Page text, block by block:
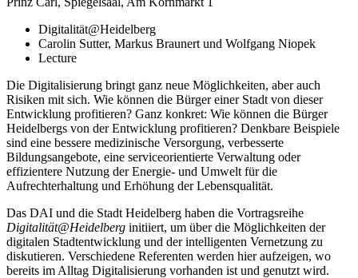
Digitalität@Heidelberg
Carolin Sutter, Markus Braunert und Wolfgang Niopek
Lecture
Die Digitalisierung bringt ganz neue Möglichkeiten, aber auch
Risiken mit sich. Wie können die Bürger einer Stadt von dieser
Entwicklung profitieren? Ganz konkret: Wie können die Bürger
Heidelbergs von der Entwicklung profitieren? Denkbare Beispiele
sind eine bessere medizinische Versorgung, verbesserte
Bildungsangebote, eine serviceorientierte Verwaltung oder
effizientere Nutzung der Energie- und Umwelt für die
Aufrechterhaltung und Erhöhung der Lebensqualität.
Das DAI und die Stadt Heidelberg haben die Vortragsreihe
Digitalität@Heidelberg initiiert, um über die Möglichkeiten der
digitalen Stadtentwicklung und der intelligenten Vernetzung zu
diskutieren. Verschiedene Referenten werden hier aufzeigen, wo
bereits im Alltag Digitalisierung vorhanden ist und genutzt wird.